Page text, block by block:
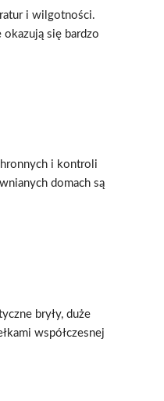
i wilgotności.
się bardzo
i kontroli
domach są
bryły, duże
współczesnej